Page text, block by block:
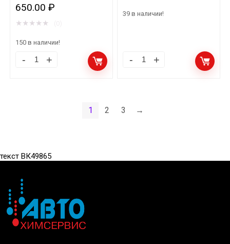
650.00₽
★ ★ ★ ★ ★
Литол-24
150 в наличии!
Литол-24
39 в наличии!
1 2 3 →
текст ВК49865